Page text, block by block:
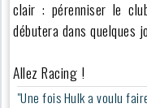
clair : pérenniser le
débutera dans quelques
Allez Racing !
"Une fois Hulk a voulu